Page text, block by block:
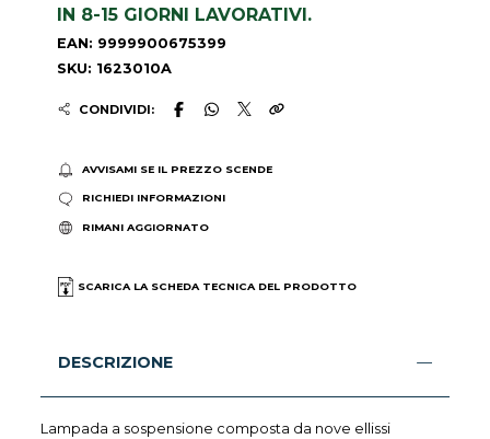
IN 8-15 GIORNI LAVORATIVI.
EAN: 9999900675399
SKU: 1623010A
CONDIVIDI:
AVVISAMI SE IL PREZZO SCENDE
RICHIEDI INFORMAZIONI
RIMANI AGGIORNATO
SCARICA LA SCHEDA TECNICA DEL PRODOTTO
DESCRIZIONE
Lampada a sospensione composta da nove ellissi